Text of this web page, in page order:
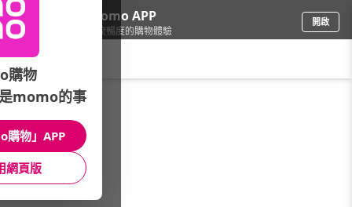
下載momo APP
給你3倍流暢度的購物體驗
開啟
精品/飾品/鑽石/
館長推薦 月銷量
購物
momo的事
購物」APP
網頁版